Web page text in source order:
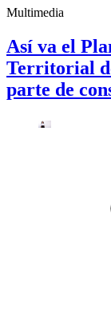
Multimedia
Así va el
Territorial
parte de